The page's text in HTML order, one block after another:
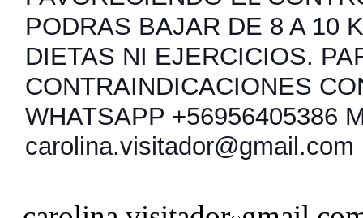
PODRAS BAJAR DE 8 A 10
DIETAS NI EJERCICIOS.
CONTRAINDICACIONES
WHATSAPP +56956405386
carolina.visitador@gmail.com